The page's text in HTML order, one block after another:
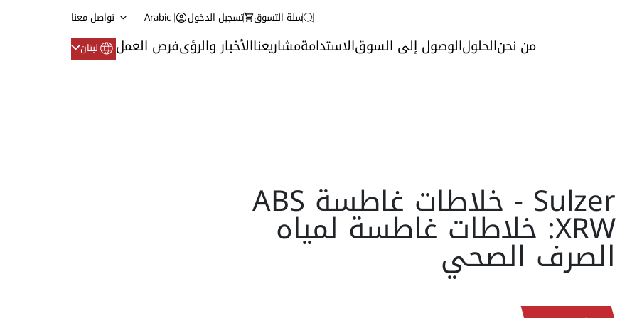
سلة التسوق تسجيل الدخول Arabic تواصل معنا
من نحنالحلولالوصول إلى السوقالاستدامةمشاريعناالأخبار والرؤىفرص العمل لبنان
Sulzer - خلاطات غاطسة ABS
XRW: خلاطات غاطسة لمياه
الصرف الصحي